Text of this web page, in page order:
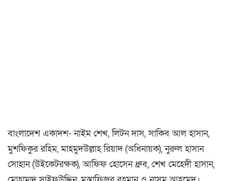
বাংলাদেশ একাদশ- নাইম শেখ, লিটন দাস, সাকিব আল হাসান,
মুশফিকুর রহিম, মাহমুদউল্লাহ রিয়াদ (অধিনায়ক), নুরুল হাসান
সোহান (উইকেটরক্ষক), আফিফ হোসেন ধ্রুব, শেখ মেহেদী হাসান,